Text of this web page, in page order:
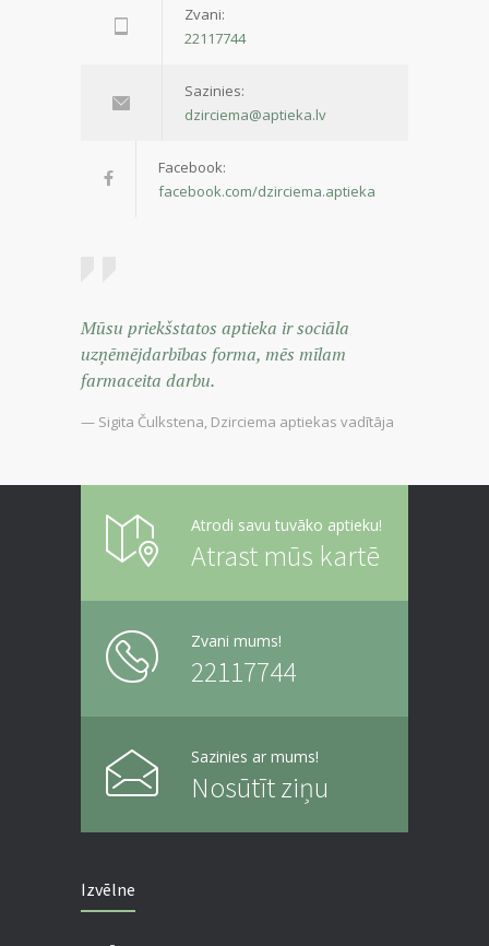
Zvani:
22117744
Sazinies:
dzirciema@aptieka.lv
Facebook:
facebook.com/dzirciema.aptieka
Mūsu priekšstatos aptieka ir sociāla
uzņēmējdarbības forma, mēs mīlam
farmaceita darbu.
— Sigita Čulkstena, Dzirciema aptiekas vadītāja
Atrodi savu tuvāko aptieku!
Atrast mūs kartē
Zvani mums!
22117744
Sazinies ar mums!
Nosūtīt ziņu
Izvēlne